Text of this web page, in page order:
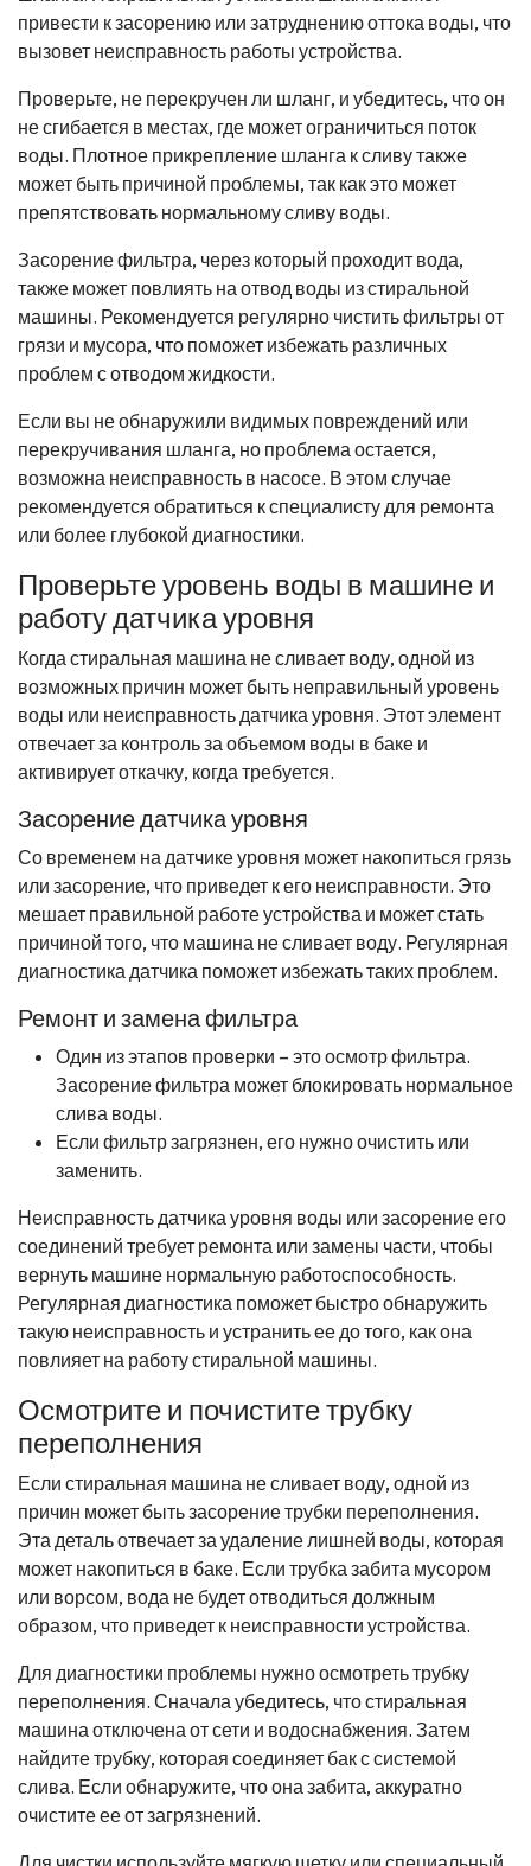
привести к засорению или затруднению оттока воды, что
вызовет неисправность работы устройства.
Проверьте, не перекручен ли шланг, и убедитесь, что он
не сгибается в местах, где может ограничиться поток
воды. Плотное прикрепление шланга к сливу также
может быть причиной проблемы, так как это может
препятствовать нормальному сливу воды.
Засорение фильтра, через который проходит вода,
также может повлиять на отвод воды из стиральной
машины. Рекомендуется регулярно чистить фильтры от
грязи и мусора, что поможет избежать различных
проблем с отводом жидкости.
Если вы не обнаружили видимых повреждений или
перекручивания шланга, но проблема остается,
возможна неисправность в насосе. В этом случае
рекомендуется обратиться к специалисту для ремонта
или более глубокой диагностики.
Проверьте уровень воды в машине и
работу датчика уровня
Когда стиральная машина не сливает воду, одной из
возможных причин может быть неправильный уровень
воды или неисправность датчика уровня. Этот элемент
отвечает за контроль за объемом воды в баке и
активирует откачку, когда требуется.
Засорение датчика уровня
Со временем на датчике уровня может накопиться грязь
или засорение, что приведет к его неисправности. Это
мешает правильной работе устройства и может стать
причиной того, что машина не сливает воду. Регулярная
диагностика датчика поможет избежать таких проблем.
Ремонт и замена фильтра
Один из этапов проверки – это осмотр фильтра.
Засорение фильтра может блокировать нормальное
слива воды.
Если фильтр загрязнен, его нужно очистить или
заменить.
Неисправность датчика уровня воды или засорение его
соединений требует ремонта или замены части, чтобы
вернуть машине нормальную работоспособность.
Регулярная диагностика поможет быстро обнаружить
такую неисправность и устранить ее до того, как она
повлияет на работу стиральной машины.
Осмотрите и почистите трубку
переполнения
Если стиральная машина не сливает воду, одной из
причин может быть засорение трубки переполнения.
Эта деталь отвечает за удаление лишней воды, которая
может накопиться в баке. Если трубка забита мусором
или ворсом, вода не будет отводиться должным
образом, что приведет к неисправности устройства.
Для диагностики проблемы нужно осмотреть трубку
переполнения. Сначала убедитесь, что стиральная
машина отключена от сети и водоснабжения. Затем
найдите трубку, которая соединяет бак с системой
слива. Если обнаружите, что она забита, аккуратно
очистите ее от загрязнений.